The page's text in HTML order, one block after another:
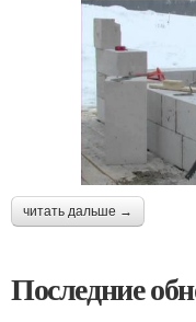
читать дальше →
Последние